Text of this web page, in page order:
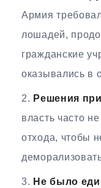
Армия
лошадей,
гражданские
оказывались в
Решения
власть часто
отхода, чтобы
Не было